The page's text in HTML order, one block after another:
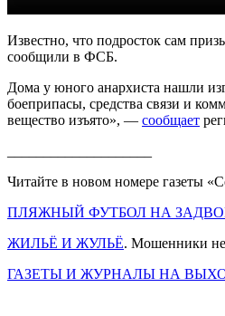
Известно, что подросток сам
сообщили в ФСБ.
Дома у юного анархиста нашли
боеприпасы, средства связи и
вещество изъято», — сообщает
Читайте в новом номере газеты
ПЛЯЖНЫЙ ФУТБОЛ НА
ЖИЛЬЁ И ЖУЛЬЁ. Мошенники не
ГАЗЕТЫ И ЖУРНАЛЫ НА